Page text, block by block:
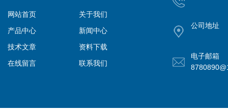
网站首页
关于我们
产品中心
新闻中心
技术文章
资料下载
在线留言
联系我们
公司地址
电子邮箱